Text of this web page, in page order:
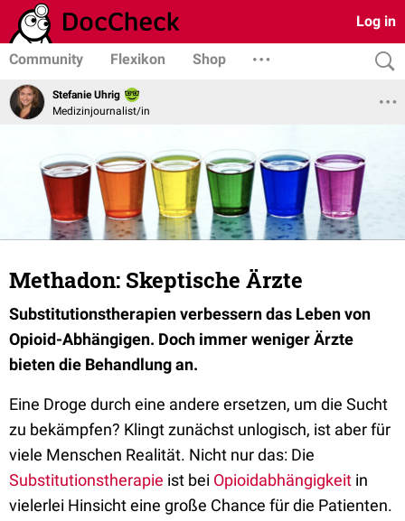
Log in
Community Flexikon Shop
Stefanie Uhrig
Medizinjournalist/in
Methadon: Skeptische Ärzte
Substitutionstherapien verbessern das Leben von
Opioid-Abhängigen. Doch immer weniger Ärzte
bieten die Behandlung an.
Eine Droge durch eine andere ersetzen, um die Sucht
zu bekämpfen? Klingt zunächst unlogisch, ist aber für
viele Menschen Realität. Nicht nur das: Die
Substitutionstherapie ist bei Opioidabhängigkeit in
vielerlei Hinsicht eine große Chance für die Patienten.